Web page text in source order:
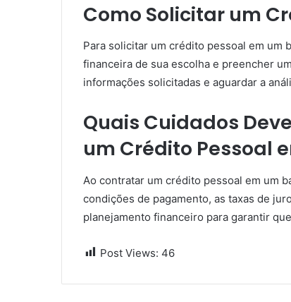
Como Solicitar um
Para solicitar um crédito pessoal em um
financeira de sua escolha e preencher
informações solicitadas e aguardar a
Quais Cuidados
um Crédito Pessoal
Ao contratar um crédito pessoal em um
condições de pagamento, as taxas de
planejamento financeiro para garantir
Post Views: 46